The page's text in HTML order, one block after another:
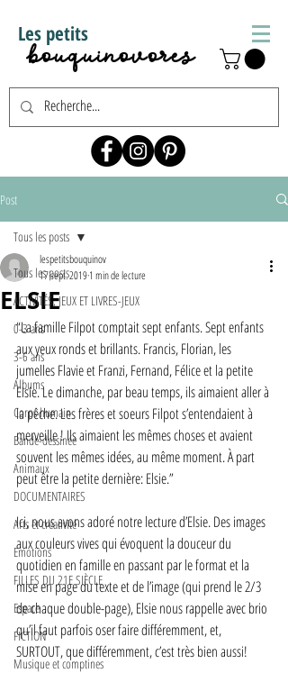
Les petits
bouquinovores
Post
Tous les posts
ACTIVITÉS, JEUX ET LIVRES-JEUX
0-3 ans
3-6 ans
Albums
Corps humain
Bande-dessinée
Animaux
DOCUMENTAIRES
Arts et créativité
Emotions
FILLES DU 21E SIÈCLE
Espace
FICTION
Musique et comptines
Tous les posts
ELSIE
lespetitsbouquinov
17 sept. 20191 min de lecture
“La famille Filpot comptait sept enfants. Sept enfants
aux yeux ronds et brillants. Francis, Florian, les
jumelles Flavie et Franzi, Fernand, Félice et la petite
Elsie. Le dimanche, par beau temps, ils aimaient aller à
la pêche. Les frères et soeurs Filpot s’entendaient à
merveille ! Ils aimaient les mêmes choses et avaient
souvent les mêmes idées, au même moment. À part
peut être la petite dernière: Elsie.”
Ici, nous avons adoré notre lecture d’Elsie. Des images
aux couleurs vives qui évoquent la douceur du
quotidien en famille en passant par le format et la
mise en page du texte et de l’image (qui prend le 2/3
de chaque double-page), Elsie nous rappelle avec brio
qu’il faut parfois oser faire différemment, et,
SURTOUT, que différemment, c’est très bien aussi!